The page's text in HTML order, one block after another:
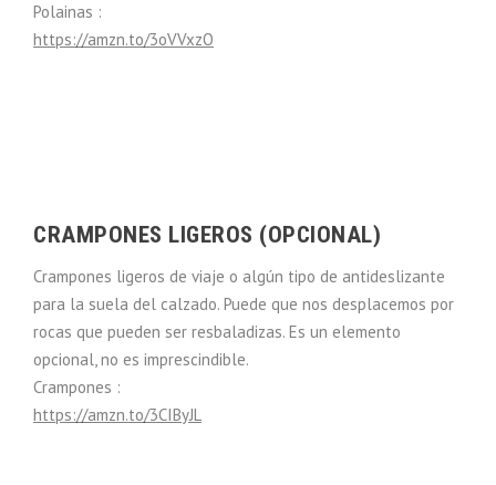
Polainas :
https://amzn.to/3oVVxzO
CRAMPONES LIGEROS (OPCIONAL)
Crampones ligeros de viaje o algún tipo de antideslizante
para la suela del calzado. Puede que nos desplacemos por
rocas que pueden ser resbaladizas. Es un elemento
opcional, no es imprescindible.
Crampones :
https://amzn.to/3CIByJL